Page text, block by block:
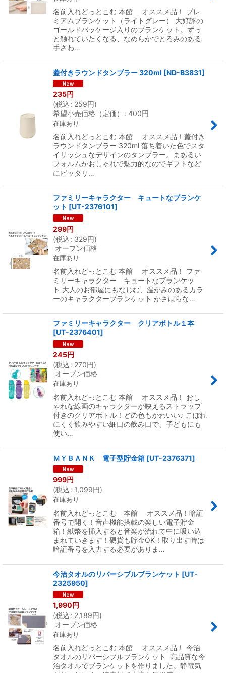
名前入れどっとこむ 本館 オススメ品！ プレ
ミアムブランケット（ライトグレー） 大好評の
ゴールドパッケージ入りのブランケット。ずっ
と触れていたくなる、なめらかでとろみのある
手ざわ…
蓋付きラウンドタンブラー 320ml [ND-B3831]
235円
(税込: 259円)
希望小売価格（定価）
: 400円
在庫あり
名前入れどっとこむ 本館 オススメ品！蓋付き
ラウンドタンブラー 320ml 落ち着いた色でスタ
イリッシュなデザインのタンブラー。まあるい
フォルムがおしゃれで魅力的なのでギフトなど
にピッタリ…
ファミリーキャラクター キュートなブランケ
ット [UT-2376101]
299円
(税込: 329円)
オープン価格
在庫あり
名前入れどっとこむ 本館 オススメ品！ ファ
ミリーキャラクター キュートなブランケッ
ト 大人のお部屋にもなじむ、温かみのあるカラ
ーのキャラクターブランケット かさばらな…
ファミリーキャラクター クリアボトル１本
[UT-2376401]
245円
(税込: 270円)
オープン価格
在庫あり
名前入れどっとこむ 本館 オススメ品！ おし
ゃれな線画のキャラクターが映えるストラップ
付きのクリアボトル！どの色もかわいい♪ こぼれ
にくく飲みやすい細口の飲み口で、子どもにも
使い…
ＭＹＢＡＮＫ 電子型貯金箱 [UT-2376371]
999円
(税込: 1,099円)
在庫あり
名前入れどっとこむ 本館 オススメ品！暗証
番号で開く！音声機能搭載の楽しい電子貯金
箱！紙幣を挿入すると音楽が流れて中に吸い込
まれていきます！硬貨も貯金OK！取り出す時は
暗証番号を入力する必要がありま…
今治タオルのリバーシブルブランケット [UT-
2325950]
1,990円
(税込: 2,189円)
オープン価格
在庫あり
名前入れどっとこむ 本館 オススメ品！ 今治
タオルのリバーシブルブランケット 高品質な今
治タオルでブランケットを作りました。静電気